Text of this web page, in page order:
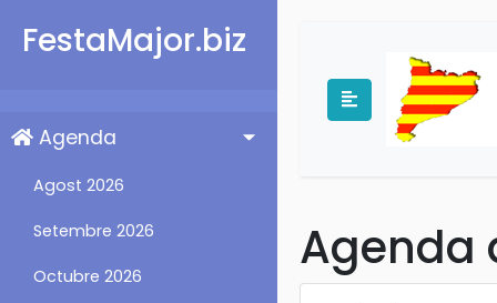
FestaMajor.biz
Agenda
Agost 2026
Setembre 2026
Octubre 2026 Agenda